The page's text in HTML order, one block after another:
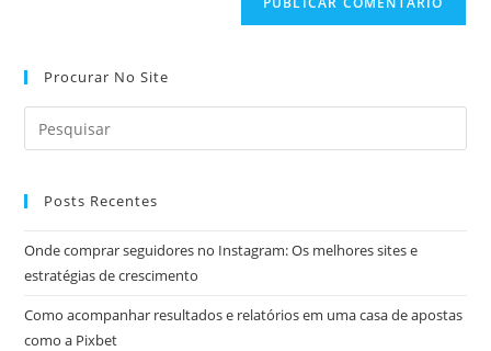
Procurar No Site
Posts Recentes
Onde comprar seguidores no Instagram: Os melhores sites e
estratégias de crescimento
Como acompanhar resultados e relatórios em uma casa de apostas
como a Pixbet